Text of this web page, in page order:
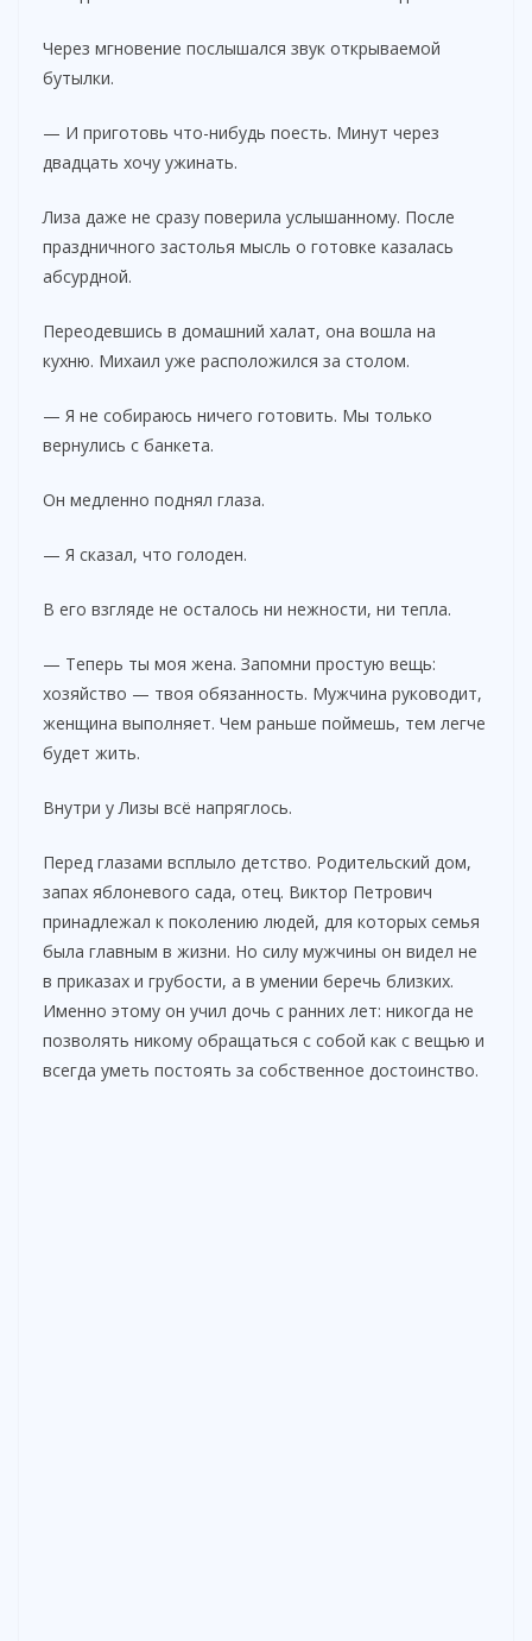
Через мгновение послышался звук открываемой
бутылки.
— И приготовь что-нибудь поесть. Минут через
двадцать хочу ужинать.
Лиза даже не сразу поверила услышанному. После
праздничного застолья мысль о готовке казалась
абсурдной.
Переодевшись в домашний халат, она вошла на
кухню. Михаил уже расположился за столом.
— Я не собираюсь ничего готовить. Мы только
вернулись с банкета.
Он медленно поднял глаза.
— Я сказал, что голоден.
В его взгляде не осталось ни нежности, ни тепла.
— Теперь ты моя жена. Запомни простую вещь:
хозяйство — твоя обязанность. Мужчина руководит,
женщина выполняет. Чем раньше поймешь, тем легче
будет жить.
Внутри у Лизы всё напряглось.
Перед глазами всплыло детство. Родительский дом,
запах яблоневого сада, отец. Виктор Петрович
принадлежал к поколению людей, для которых семья
была главным в жизни. Но силу мужчины он видел не
в приказах и грубости, а в умении беречь близких.
Именно этому он учил дочь с ранних лет: никогда не
позволять никому обращаться с собой как с вещью и
всегда уметь постоять за собственное достоинство.